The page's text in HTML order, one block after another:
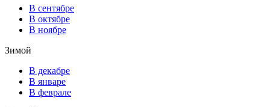
В сентябре
В октябре
В ноябре
Зимой
В декабре
В январе
В феврале